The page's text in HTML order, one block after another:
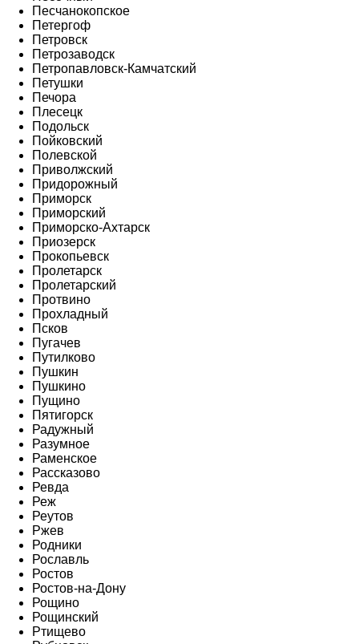
Песчанокопское
Петергоф
Петровск
Петрозаводск
Петропавловск-Камчатский
Петушки
Печора
Плесецк
Подольск
Пойковский
Полевской
Приволжский
Придорожный
Приморск
Приморский
Приморско-Ахтарск
Приозерск
Прокопьевск
Пролетарск
Пролетарский
Протвино
Прохладный
Псков
Пугачев
Путилково
Пушкин
Пушкино
Пущино
Пятигорск
Радужный
Разумное
Раменское
Рассказово
Ревда
Реж
Реутов
Ржев
Родники
Рославль
Ростов
Ростов-на-Дону
Рощино
Рощинский
Ртищево